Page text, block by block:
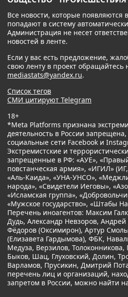
Все новости, которые появляются
попадают в систему
Администрация не несет
новостей в ленте.
Если у вас есть предложение,
свою ленту в проект обращайтесь
mediastats@yandex.ru.
Список тегов
СМИ цитируют Telegram
18+
*Meta Platforms признана
деятельность в России
социальные сети Facebook и
Экстремистские и
запрещенные в РФ: «АУЕ»,
повстанческая армия», «ИГИЛ»
«Аль-Каида», «УНА-УНСО»,
народа», «Свидетели Иеговы»,
«Исламская группа»,
«Мужское государство», «Штабы
Перечень иноагентов: Максим
Дудь, Александр Невзоров,
Фёдоров (Оксимирон), Артур
(Елизавета Гардымова), ФБК,
Медуза, Верзилов,
Быков, Шац, Глуховский, Долин,
Варламов, Прусикин, Дмитрий
перечень лиц и организаций,
запретом в России, можно найти